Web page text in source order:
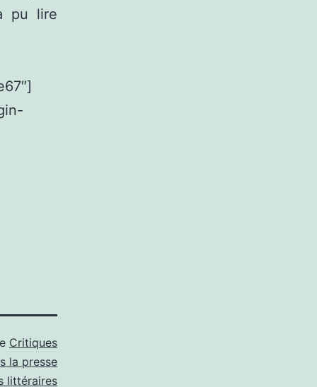
pu lire
Critiques
la presse
littéraires